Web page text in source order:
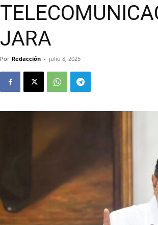
JARA
Por Redacción - julio 8, 2025